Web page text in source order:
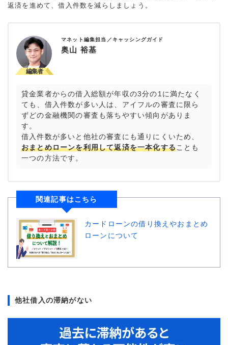
返済を進めて、借入件数を減らしましょう。
マネット編集担当／キャッシングガイド
奥山 裕基
貸金業者からの借入総額が年収の3分の1に満たなく
ても、借入件数が多い人は、アイフルの審査に限ら
ずどの金融機関の審査も落ちやすい傾向がありま
す。
借入件数が多いと他社の審査にも通りにくいため、
おまとめローンを利用して返済を一本化することも
一つの方法です。
関連記事はこちら
カードローンの借り換えやおまとめ
ローンについて
他社借入の滞納がない